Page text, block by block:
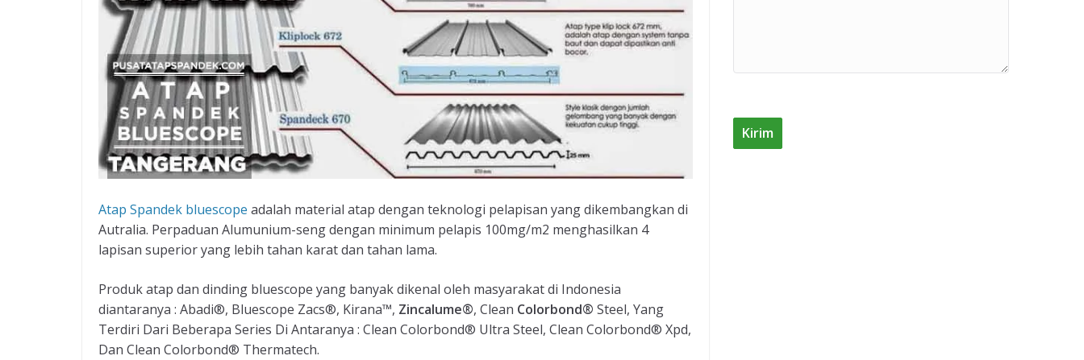
Atap Spandek bluescope adalah material atap dengan teknologi pelapisan yang dikembangkan di
Autralia. Perpaduan Alumunium-seng dengan minimum pelapis 100mg/m2 menghasilkan 4
lapisan superior yang lebih tahan karat dan tahan lama.
Produk atap dan dinding bluescope yang banyak dikenal oleh masyarakat di Indonesia
diantaranya : Abadi®, Bluescope Zacs®, Kirana™, Zincalume®, Clean Colorbond® Steel, Yang
Terdiri Dari Beberapa Series Di Antaranya : Clean Colorbond® Ultra Steel, Clean Colorbond® Xpd,
Dan Clean Colorbond® Thermatech.